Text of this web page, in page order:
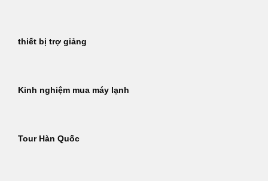
thiết bị trợ giảng
Kinh nghiệm mua máy lạnh
Tour Hàn Quốc